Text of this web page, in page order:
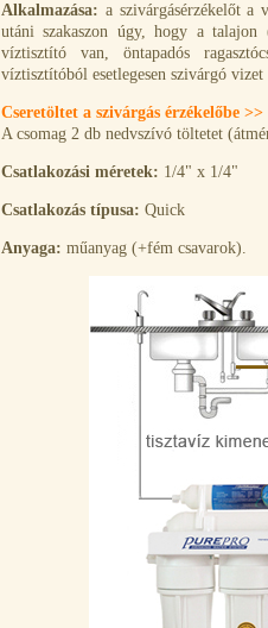
Alkalmazása: a szivárgásérzékelőt a
utáni szakaszon úgy, hogy a
víztisztító van, öntapadós
víztisztítóból esetlegesen szivárgó
Cseretöltet a szivárgás érzékelőbe >>
A csomag 2 db nedvszívó töltetet
Csatlakozási méretek: 1/4" x 1/4"
Csatlakozás típusa: Quick
Anyaga: műanyag (+fém csavarok).